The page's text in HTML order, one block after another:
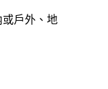
戶外、地